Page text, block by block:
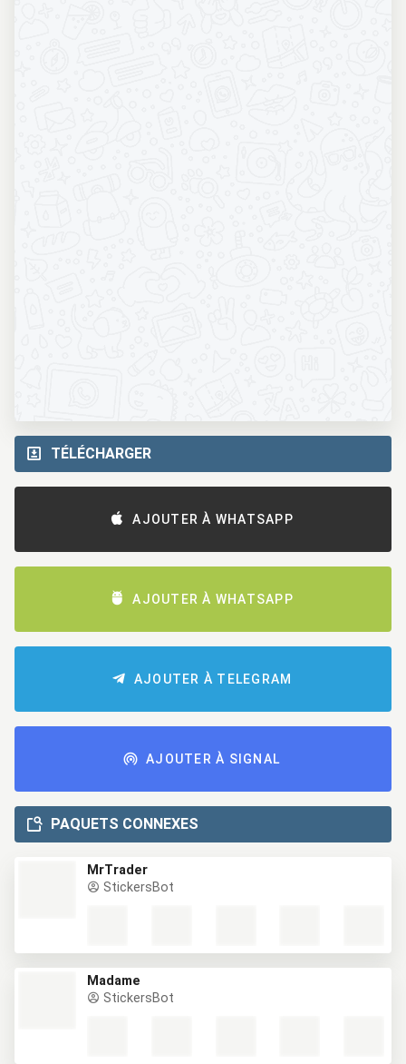
TÉLÉCHARGER
AJOUTER À WHATSAPP
AJOUTER À WHATSAPP
AJOUTER À TELEGRAM
AJOUTER À SIGNAL
PAQUETS CONNEXES
MrTrader
StickersBot
Madame
StickersBot